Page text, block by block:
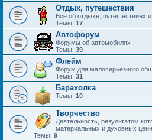
Отдых, путешествия
Всё об отдыхе, путешествиях
Темы: 17
Автофорум
Форумы об автомобилях
Темы: 39
Флейм
Форум для малосерьезного
Темы: 31
Барахолка
Темы: 10
Творчество
Деятельность, результатом
материальных и духовных
Темы: 9